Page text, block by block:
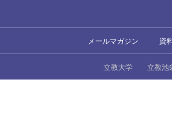
メールマガジン 資
立教大学 立教池